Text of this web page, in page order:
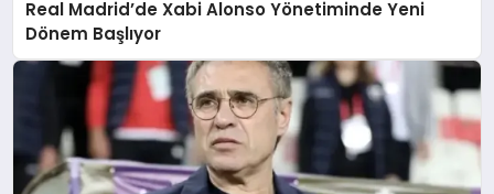
Real Madrid’de Xabi Alonso Yönetiminde Yeni
Dönem Başlıyor